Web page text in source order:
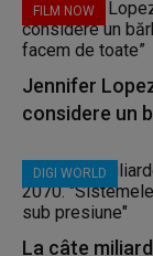
FILM NOW
Jennifer
considere un
DIGI WORLD
La câte